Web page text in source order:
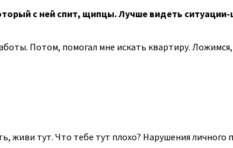
с ней спит, щипцы. Лучше видеть
Потом, помогал мне искать квартиру.
живи тут. Что тебе тут плохо? Нарушения личного